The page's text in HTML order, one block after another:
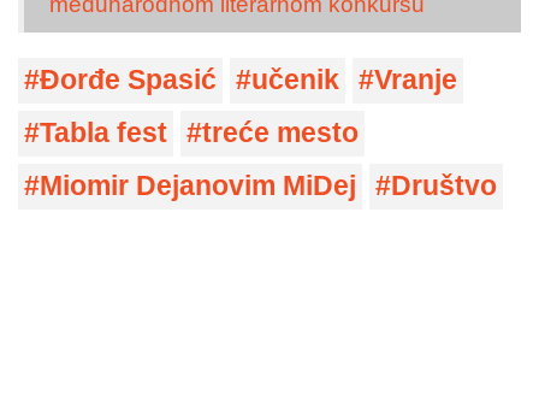
Đorđe Spasić učenik
Vranje
Tabla fest
treće mesto
Miomir Dejanovim MiDej
Društvo